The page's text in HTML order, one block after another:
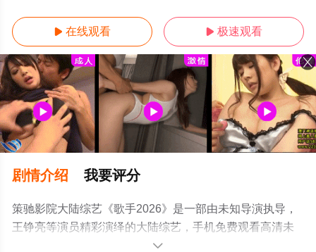
 在线观看  极速观看
剧情介绍 我要评分
策驰影院大陆综艺《歌手2026》是一部由未知导演执导，
王铮亮等演员精彩演绎的大陆综艺，手机免费观看高清未
删减完整版综艺节目就上策驰电影网，更多相关信息可移
